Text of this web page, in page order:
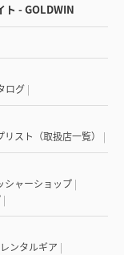
ト - GOLDWIN
ログ|
リスト（取扱店一覧） |
シャーショップ|
|
レンタルギア |